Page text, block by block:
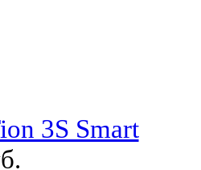
3S Smart